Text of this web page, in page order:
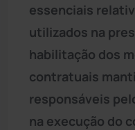
essenciais
utilizados na
habilitação dos
contratuais
responsáveis
na execução do